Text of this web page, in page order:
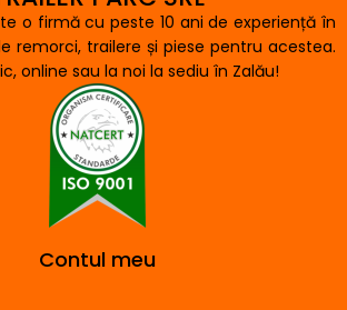
o firmă cu peste 10 ani de experiență în
remorci, trailere și piese pentru acestea.
online sau la noi la sediu în Zalău!
Contul meu